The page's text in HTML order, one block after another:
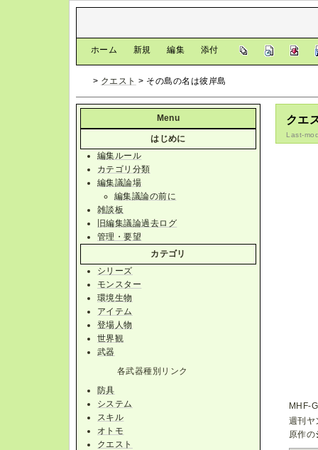
ホーム 新規 編集 添付
> クエスト > その島の名は彼岸島
クエ
Last-
MHF-
週刊ヤ
原作の
Menu
はじめに
編集ルール
カテゴリ分類
編集議論場
編集議論の前に
雑談板
旧編集議論過去ログ
管理・要望
カテゴリ
シリーズ
モンスター
環境生物
アイテム
登場人物
世界観
武器
各武器種別リンク
防具
システム
スキル
オトモ
クエスト